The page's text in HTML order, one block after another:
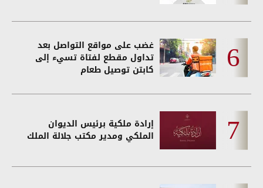
غضب على مواقع التواصل بعد
تداول مقطع لفتاة تسيء إلى
كابتن توصيل طعام
إرادة ملكية برئيس الديوان
الملكي ومدير مكتب جلالة الملك